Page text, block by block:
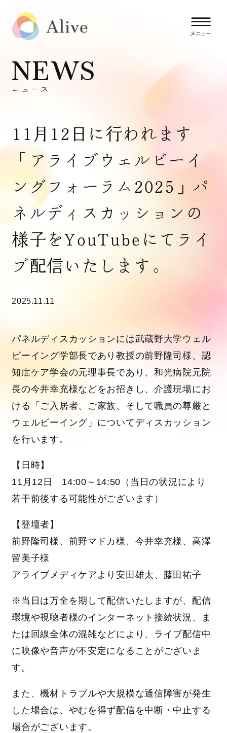
NEWS
ニュース
11月12日に行われます
「アライブウェルビーイ
ングフォーラム2025」パ
ネルディスカッションの
様子をYouTubeにてライ
ブ配信いたします。
2025.11.11
パネルディスカッションには武蔵野大学ウェル
ビーイング学部長であり教授の前野隆司様、認
知症ケア学会の元理事長であり、和光病院元院
長の今井幸充様などをお招きし、介護現場にお
ける「ご入居者、ご家族、そして職員の尊厳と
ウェルビーイング」についてディスカッション
を行います。
【日時】
11月12日 14:00～14:50（当日の状況により
若干前後する可能性がございます）
【登壇者】
前野隆司様、前野マドカ様、今井幸充様、高澤
留美子様
アライブメディケアより安田雄太、藤田祐子
※当日は万全を期して配信いたしますが、配信
環境や視聴者様のインターネット接続状況、ま
たは回線全体の混雑などにより、ライブ配信中
に映像や音声が不安定になることがございま
す。
また、機材トラブルや大規模な通信障害が発生
した場合は、やむを得ず配信を中断・中止する
場合がございます。